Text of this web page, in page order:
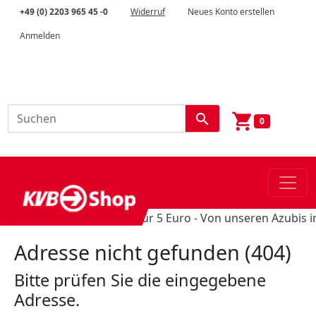
+49 (0) 2203 965 45 -0 Widerruf
Neues Konto erstellen
Anmelden
search shopping_cart 0
Schultüten-Unikate für 5 Euro - Von unseren Azubis
Adresse nicht gefunden (404)
Bitte prüfen Sie die eingegebene
Adresse.